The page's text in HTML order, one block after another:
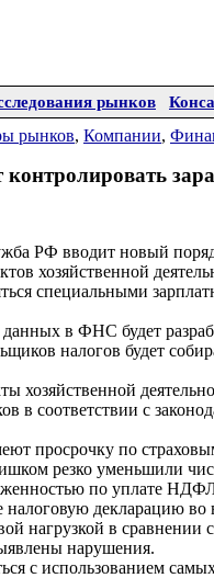
рынков
рынков, Компании,
РФ вводит новый
хозяйственной
специальными
в ФНС будет
налогов будет
хозяйственной
в соответствии с
просрочку по
резко уменьшили
по уплате
налоговую декларацию
нагрузкой в сравнении
нарушения.
с использованием